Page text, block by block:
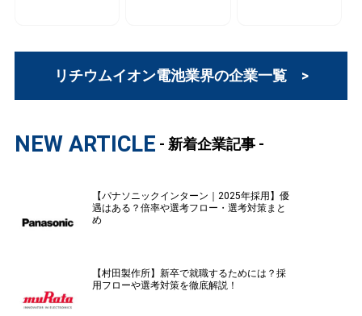
リチウムイオン電池業界の企業一覧 >
NEW ARTICLE - 新着企業記事 -
【パナソニックインターン｜2025年採用】優
遇はある？倍率や選考フロー・選考対策まと
め
【村田製作所】新卒で就職するためには？採
用フローや選考対策を徹底解説！